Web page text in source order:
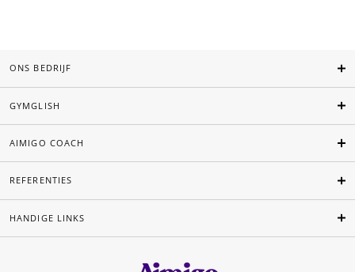
ONS BEDRIJF
GYMGLISH
AIMIGO COACH
REFERENTIES
HANDIGE LINKS